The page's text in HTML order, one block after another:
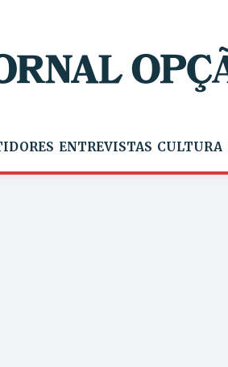
ENTREVISTAS CULTURA